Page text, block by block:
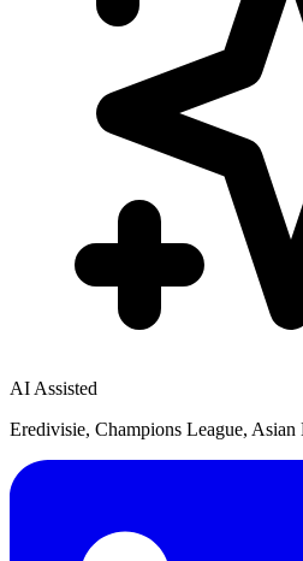
AI Assisted
Eredivisie, Champions League, Asian